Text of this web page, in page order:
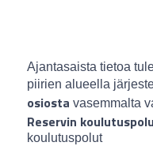
Ajantasaista tietoa
piirien alueella
osiosta vasemmalta
Reservin
koulutuspolut